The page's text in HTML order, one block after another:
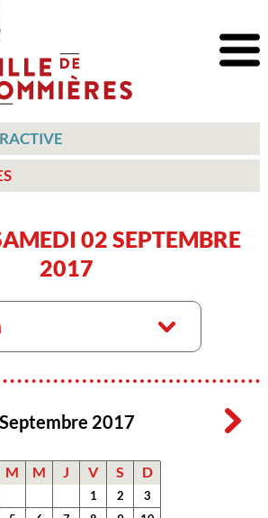
02 SEPTEMBRE
2017
Septembre 2017
M M J V S D
1 2
3